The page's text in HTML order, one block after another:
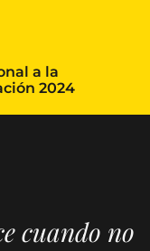
a la
2024
cuando no